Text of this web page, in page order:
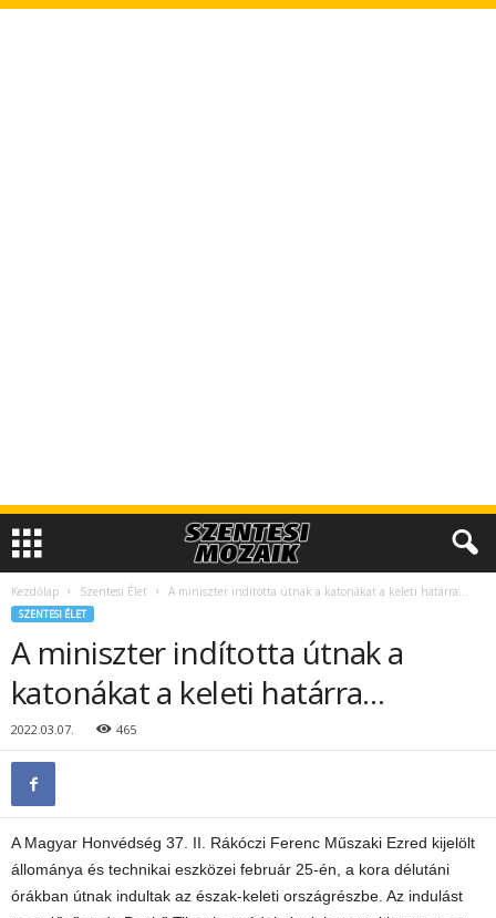
Kezdőlap Szentesi Élet A miniszter indította útnak a katonákat a keleti határra…
SZENTESI ÉLET
A miniszter indította útnak a
katonákat a keleti határra…
2022.03.07. 465
A Magyar Honvédség 37. II. Rákóczi Ferenc Műszaki Ezred kijelölt
állománya és technikai eszközei február 25-én, a kora délutáni
órákban útnak indultak az észak-keleti országrészbe. Az indulást